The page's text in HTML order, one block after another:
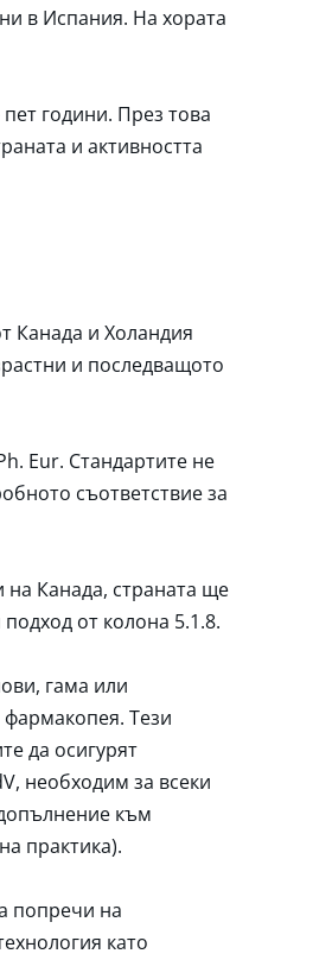
в Испания. На хората
години. През това
и активността
Канада и Холандия
и последващото
Eur. Стандартите не
съответствие за
на Канада, страната ще
от колона 5.1.8.
гама или
Тези
да осигурят
необходим за всеки
към
практика).
попречи на
като